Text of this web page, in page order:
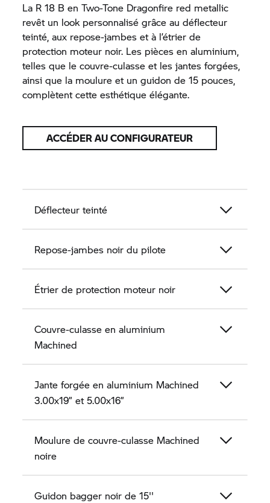
La R 18 B en Two-Tone Dragonfire red metallic
revêt un look personnalisé grâce au déflecteur
teinté, aux repose-jambes et à l’étrier de
protection moteur noir. Les pièces en aluminium,
telles que le couvre-culasse et les jantes forgées,
ainsi que la moulure et un guidon de 15 pouces,
complètent cette esthétique élégante.
ACCÉDER AU CONFIGURATEUR
Déflecteur teinté
Repose-jambes noir du pilote
Étrier de protection moteur noir
Couvre-culasse en aluminium
Machined
Jante forgée en aluminium Machined
3.00x19” et 5.00x16”
Moulure de couvre-culasse Machined
noire
Guidon bagger noir de 15''